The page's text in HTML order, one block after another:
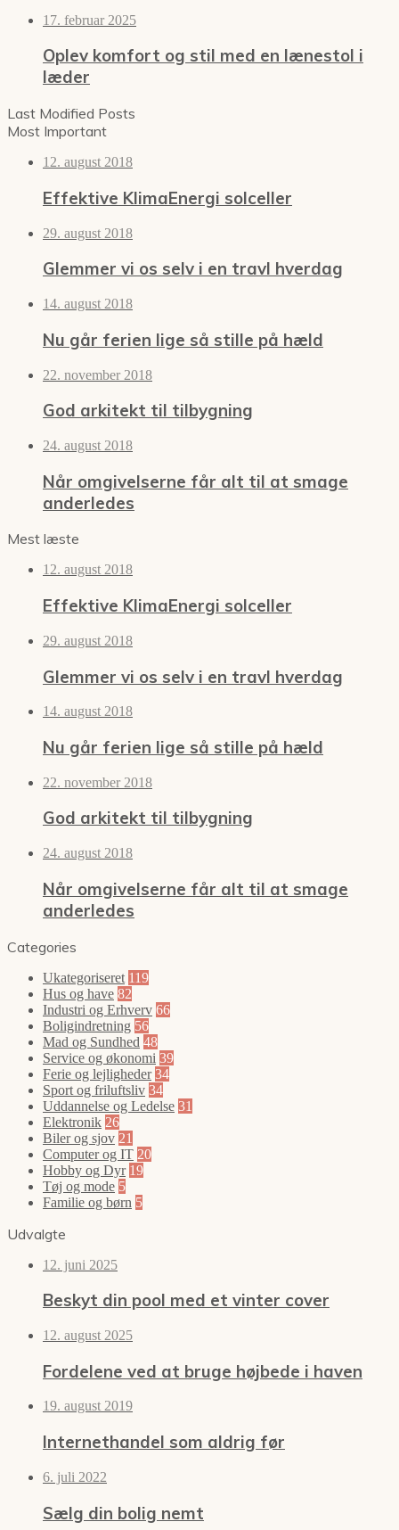
17. februar 2025
Oplev komfort og stil med en lænestol i
læder
Last Modified Posts
Most Important
12. august 2018
Effektive KlimaEnergi solceller
29. august 2018
Glemmer vi os selv i en travl hverdag
14. august 2018
Nu går ferien lige så stille på hæld
22. november 2018
God arkitekt til tilbygning
24. august 2018
Når omgivelserne får alt til at smage
anderledes
Mest læste
12. august 2018
Effektive KlimaEnergi solceller
29. august 2018
Glemmer vi os selv i en travl hverdag
14. august 2018
Nu går ferien lige så stille på hæld
22. november 2018
God arkitekt til tilbygning
24. august 2018
Når omgivelserne får alt til at smage
anderledes
Categories
Ukategoriseret 119
Hus og have 82
Industri og Erhverv 66
Boligindretning 56
Mad og Sundhed 48
Service og økonomi 39
Ferie og lejligheder 34
Sport og friluftsliv 34
Uddannelse og Ledelse 31
Elektronik 26
Biler og sjov 21
Computer og IT 20
Hobby og Dyr 19
Tøj og mode 5
Familie og børn 5
Udvalgte
12. juni 2025
Beskyt din pool med et vinter cover
12. august 2025
Fordelene ved at bruge højbede i haven
19. august 2019
Internethandel som aldrig før
6. juli 2022
Sælg din bolig nemt